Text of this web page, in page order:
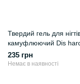
Твердий гель для
камуфлюючий Dis
PEACH 28гр.
235 грн
Немає в наявності